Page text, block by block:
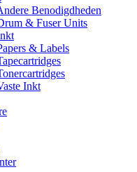
Benodigdheden
& Fuser Units
& Labels
Inkt